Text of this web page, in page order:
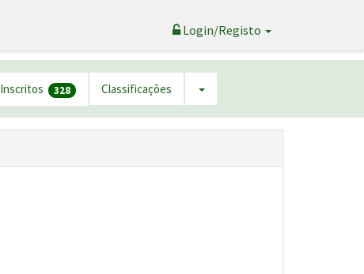
Login/Registo
Inscritos 328 Classificações